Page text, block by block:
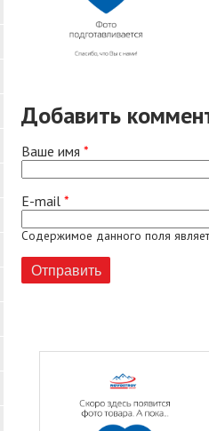
Добавить
Ваше имя *
E-mail *
Содержимое данного поля